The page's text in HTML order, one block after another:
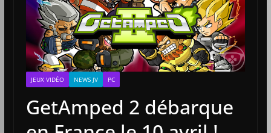
JEUX VIDÉO NEWS JV PC
GetAmped 2 débarque